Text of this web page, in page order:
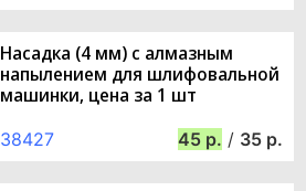
Насадка (4 мм) с алмазным
напылением для шлифовальной
машинки, цена за 1 шт
38427 45 / 35